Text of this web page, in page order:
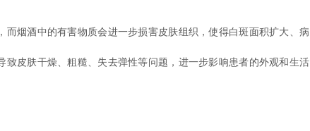
而烟酒中的有害物质会进一步损害皮肤组织，使得白斑面积扩大、病
致皮肤干燥、粗糙、失去弹性等问题，进一步影响患者的外观和生活